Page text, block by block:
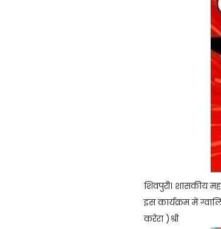
शिवपुरी। शासकीय
इस कार्यक्रम में
करेरा )श्री